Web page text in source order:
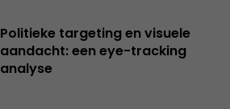
Politieke targeting en visuele
aandacht: een eye-tracking
analyse